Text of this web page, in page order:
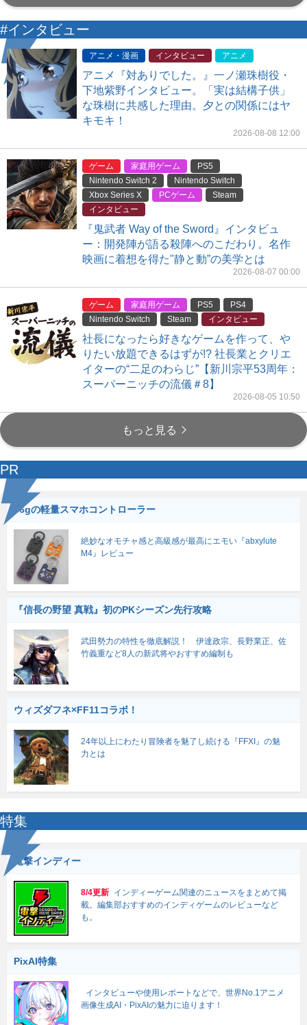
#インタビュー
アニメ・漫画 インタビュー アニメ
アニメ『対ありでした。』一ノ瀬珠樹役・
下地紫野インタビュー。「実は結構子供」
な珠樹に共感した理由。夕との関係にはヤ
キモキ！
2026-08-08 12:00
ゲーム 家庭用ゲーム
PS5
Nintendo Switch 2
Nintendo Switch
Xbox Series X
PCゲーム
Steam
インタビュー
『鬼武者 Way of the Sword』インタビュ
ー：開発陣が語る殺陣へのこだわり。名作
映画に着想を得た"静と動”の美学とは
2026-08-07 00:00
ゲーム 家庭用ゲーム PS5
PS4
Nintendo Switch
Steam インタビュー
社長になったら好きなゲームを作って、や
りたい放題できるはずが!? 社長業とクリエ
イターの“二足のわらじ”【新川宗平53周年：
スーパーニッチの流儀＃8】
2026-08-05 10:50
もっと見る
PR
56gの軽量スマホコントローラー
絶妙なオモチャ感と高級感が最高にエモい『abxylute
M4』レビュー
『信長の野望 真戦』初のPKシーズン先行攻略
武田勢力の特性を徹底解説！ 伊達政宗、長野業正、佐
竹義重など8人の新武将やおすすめ編制も
ウィズダフネ×FF11コラボ！
24年以上にわたり冒険者を魅了し続ける『FFXI』の魅
力とは
特集
電撃インディー
8/4更新 インディーゲーム関連のニュースをまとめて掲
載。編集部おすすめのインディゲームのレビューなど
も。
PixAI特集
インタビューや使用レポートなどで、世界No.1アニメ
画像生成AI・PixAIの魅力に迫ります！